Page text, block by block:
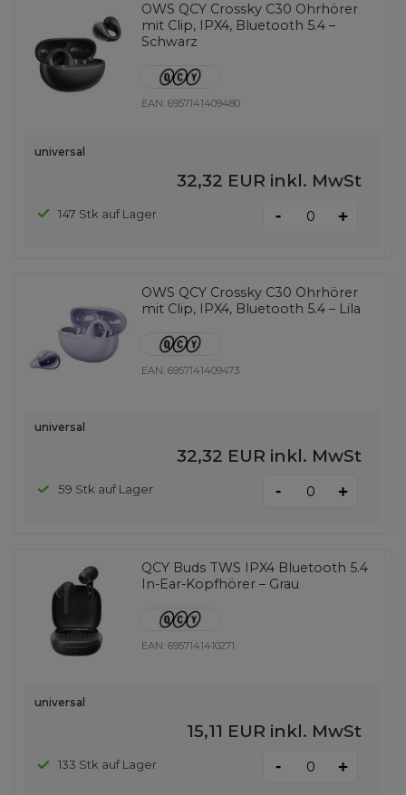
OWS QCY Crossky C30 Ohrhörer
mit Clip, IPX4, Bluetooth 5.4 –
Schwarz
EAN:6957141409480
universal
32,32 EUR inkl. MwSt
147 Stk auf Lager - +
OWS QCY Crossky C30 Ohrhörer
mit Clip, IPX4, Bluetooth 5.4 – Lila
EAN:6957141409473
universal
32,32 EUR inkl. MwSt
59 Stk auf Lager - +
QCY Buds TWS IPX4 Bluetooth 5.4
In-Ear-Kopfhörer – Grau
EAN:6957141410271
universal
15,11 EUR inkl. MwSt
133 Stk auf Lager - +